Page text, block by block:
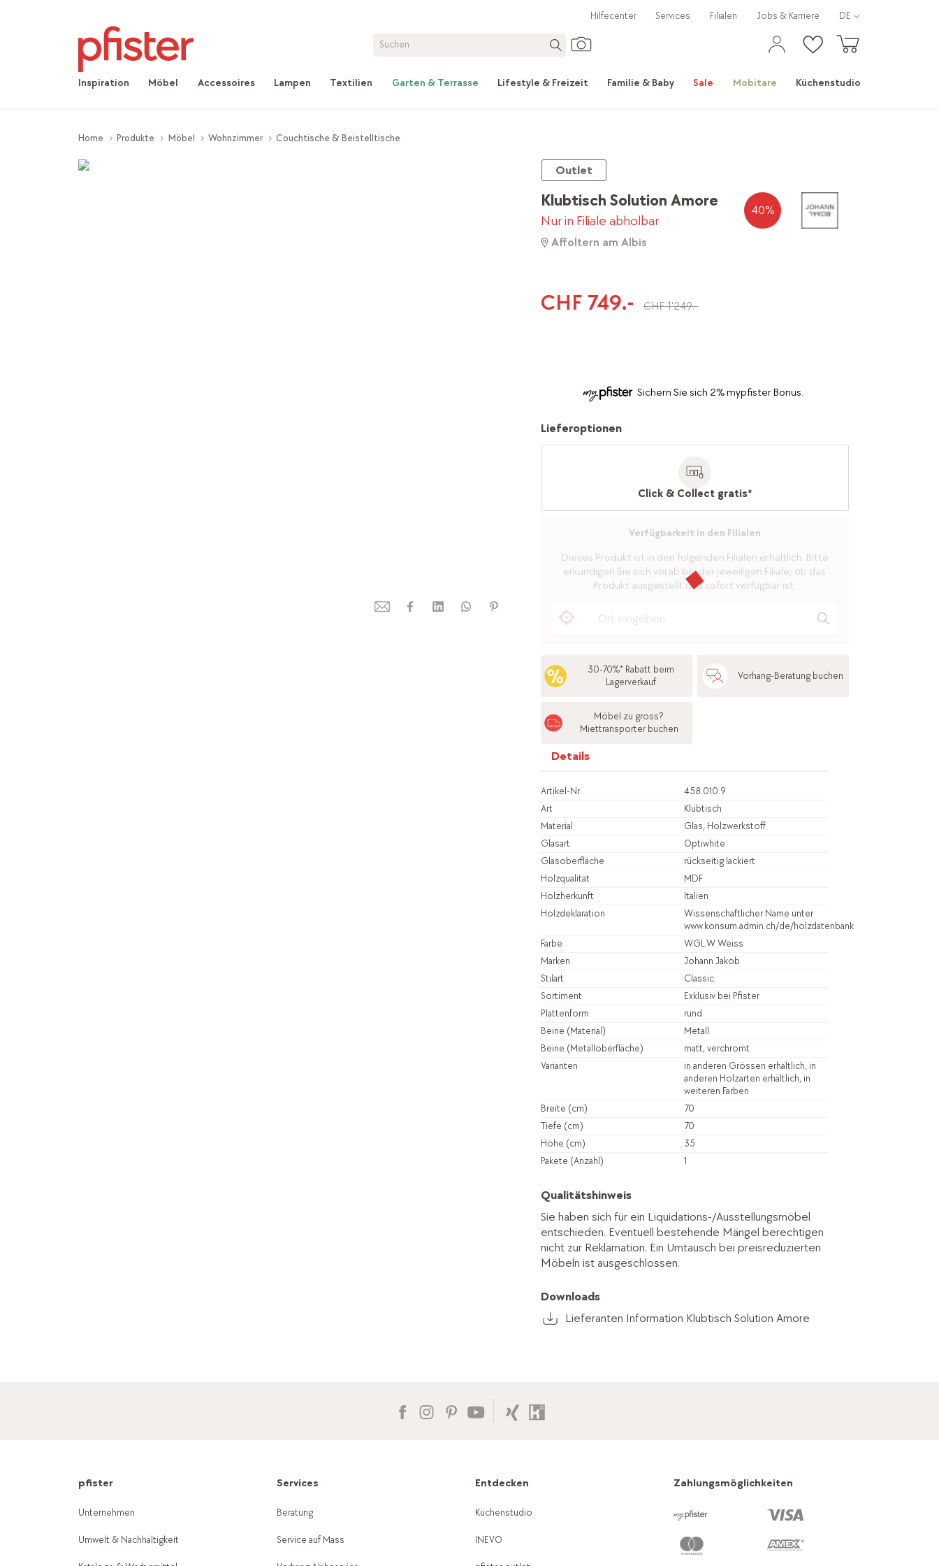
Inspiration Möbel Accessoires Lampen Textilien Garten & Terrasse Lifestyle & Freizeit Familie & Baby Sale Mobitare Küchenstudio
Hilfecenter Services Filialen Jobs & Karriere DE
Home Produkte Möbel Wohnzimmer Couchtische & Beistelltische
Outlet
Klubtisch Solution Amore
Nur in Filiale abholbar
Affoltern am Albis
40%
CHF 749.- CHF 1'249.-
Sichern Sie sich 2% mypfister Bonus.
Lieferoptionen
Click & Collect gratis*
Verfügbarkeit in den Filialen
Dieses Produkt ist in den folgenden Filialen erhältlich. Bitte
erkundigen Sie sich vorab bei der jeweiligen Filiale, ob das
Produkt ausgestellt und sofort verfügbar ist.
30-70%* Rabatt beim
Lagerverkauf
Vorhang-Beratung buchen
Möbel zu gross?
Miettransporter buchen
Details
Artikel-Nr.
458.010.9
Art
Klubtisch
Material
Glas, Holzwerkstoff
Glasart
Optiwhite
Glasoberfläche
rückseitig lackiert
Holzqualität
MDF
Holzherkunft
Italien
Holzdeklaration
Wissenschaftlicher Name unter
www.konsum.admin.ch/de/holzdatenbank
Farbe
WGL.W Weiss
Marken
Johann Jakob
Stilart
Classic
Sortiment
Exklusiv bei Pfister
Plattenform
rund
Beine (Material)
Metall
Beine (Metalloberfläche)
matt, verchromt
Varianten
in anderen Grössen erhältlich, in
anderen Holzarten erhältlich, in
weiteren Farben
Breite (cm)
70
Tiefe (cm)
70
Höhe (cm)
35
Pakete (Anzahl)
1
Qualitätshinweis
Sie haben sich für ein Liquidations-/Ausstellungsmöbel
entschieden. Eventuell bestehende Mängel berechtigen
nicht zur Reklamation. Ein Umtausch bei preisreduzierten
Möbeln ist ausgeschlossen.
Downloads
Lieferanten Information Klubtisch Solution Amore
pfister
Unternehmen
Umwelt & Nachhaltigkeit
Services
Beratung
Service auf Mass
Entdecken
Küchenstudio
INEVO
Zahlungsmöglichkeiten